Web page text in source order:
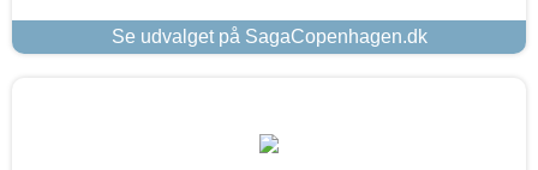
Se udvalget på SagaCopenhagen.dk